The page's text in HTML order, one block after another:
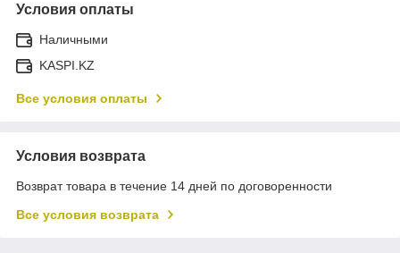
Условия оплаты
Наличными
KASPI.KZ
Все условия оплаты
Условия возврата
Возврат товара в течение 14 дней по договоренности
Все условия возврата